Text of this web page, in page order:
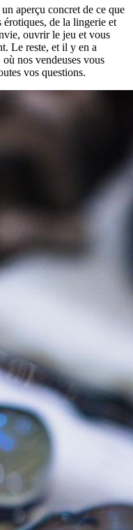
aperçu concret de ce que
de la lingerie et
ouvrir le jeu et vous
Le reste, et il y en a
nos vendeuses vous
vos questions.